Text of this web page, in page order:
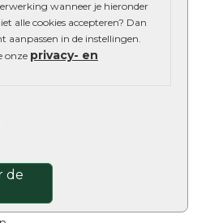
wanneer je hieronder
alle cookies accepteren? Dan
aanpassen in de instellingen.
onze privacy- en
de
in?